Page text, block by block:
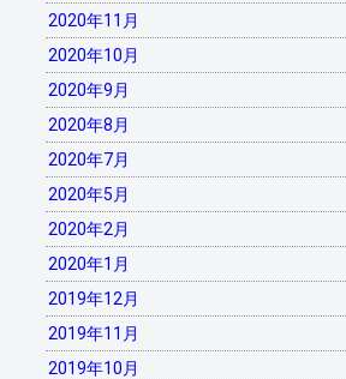
2020年11月
2020年10月
2020年9月
2020年8月
2020年7月
2020年5月
2020年2月
2020年1月
2019年12月
2019年11月
2019年10月